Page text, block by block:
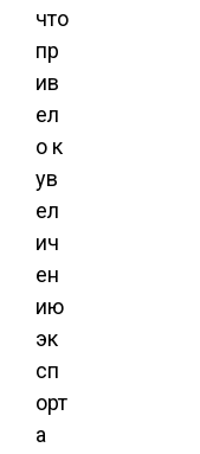
что
пр
ив
ел
о к
ув
ел
ич
ен
ию
эк
сп
орт
а